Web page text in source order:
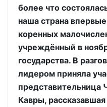
более что
наша страна
коренных
учреждённый в
государства. В
лидером приняла
представительница
Кавры,